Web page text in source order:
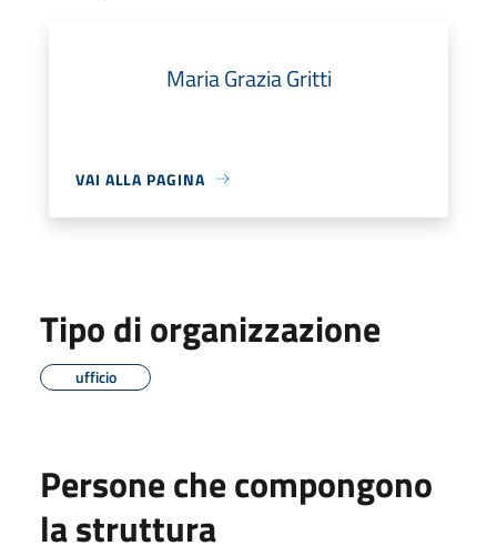
Maria Grazia Gritti
VAI ALLA PAGINA
Tipo di organizzazione
ufficio
Persone che compongono
la struttura